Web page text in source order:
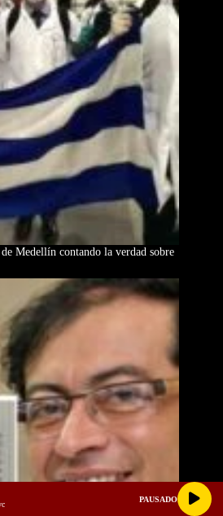
Medellín contando la verdad sobre
PAUSADO